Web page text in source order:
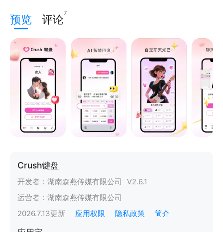
预览 评论7
Crush键盘
开发者： 湖南森燕传媒有限公司 V2.6.1
运营者： 湖南森燕传媒有限公司
2026.7.13更新 应用权限 隐私政策 简介